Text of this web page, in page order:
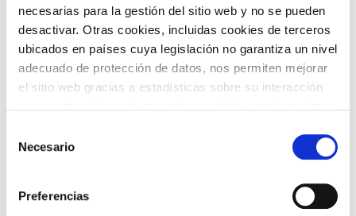
necesarias para la gestión del sitio web y no se pueden
desactivar. Otras cookies, incluidas cookies de terceros
ubicados en países cuya legislación no garantiza un nivel
adecuado de protección de datos, nos permiten mejorar
el sitio web gracias a estadísticas sobre su interacción
el uso que haga del sitio web con nuestros partners de
información que les haya proporcionado o que hayan
recopilado a partir del uso que haya hecho de sus
Necesario
Preferencias
VOLVER
COMPARTIR EVENTO PASADO